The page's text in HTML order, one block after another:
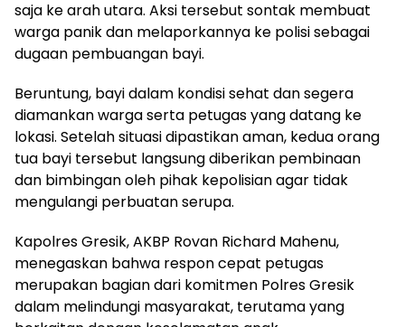
saja ke arah utara. Aksi tersebut sontak membuat
warga panik dan melaporkannya ke polisi sebagai
dugaan pembuangan bayi.
Beruntung, bayi dalam kondisi sehat dan segera
diamankan warga serta petugas yang datang ke
lokasi. Setelah situasi dipastikan aman, kedua orang
tua bayi tersebut langsung diberikan pembinaan
dan bimbingan oleh pihak kepolisian agar tidak
mengulangi perbuatan serupa.
Kapolres Gresik, AKBP Rovan Richard Mahenu,
menegaskan bahwa respon cepat petugas
merupakan bagian dari komitmen Polres Gresik
dalam melindungi masyarakat, terutama yang